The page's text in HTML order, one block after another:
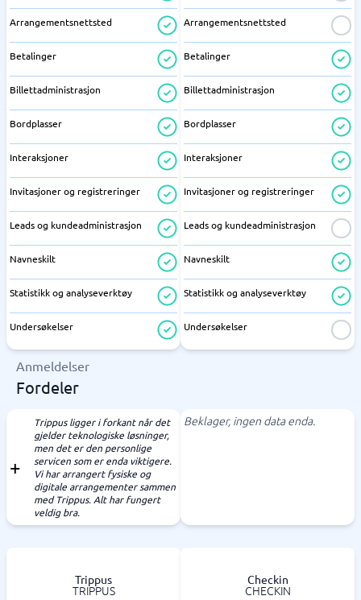
Arrangementsnettsted
Betalinger
Billettadministrasjon
Bordplasser
Interaksjoner
Invitasjoner og registreringer
Leads og kundeadministrasjon
Navneskilt
Statistikk og analyseverktøy
Undersøkelser
Arrangementsnettsted
Betalinger
Billettadministrasjon
Bordplasser
Interaksjoner
Invitasjoner og registreringer
Leads og kundeadministrasjon
Navneskilt
Statistikk og analyseverktøy
Undersøkelser
Anmeldelser
Fordeler
Trippus ligger i forkant når det
gjelder teknologiske løsninger,
men det er den personlige
servicen som er enda viktigere.
Vi har arrangert fysiske og
digitale arrangementer sammen
med Trippus. Alt har fungert
veldig bra.
Beklager, ingen data enda.
Trippus
TRIPPUS
Checkin
CHECKIN